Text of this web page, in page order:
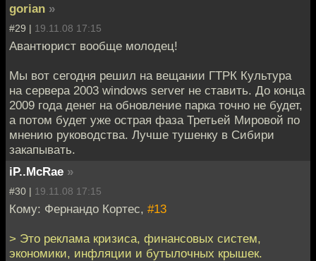
gorian »
#29 | 19.11.08 17:15
Авантюрист вообще молодец!
Мы вот сегодня решил на вещании ГТРК Культура
на сервера 2003 windows server не ставить. До конца
2009 года денег на обновление парка точно не будет,
а потом будет уже острая фаза Третьей Мировой по
мнению руководства. Лучше тушенку в Сибири
закапывать.
iP..McRae »
#30 | 19.11.08 17:15
Кому: Фернандо Кортес, #13
> Это реклама кризиса, финансовых систем,
экономики, инфляции и бутылочных крышек.